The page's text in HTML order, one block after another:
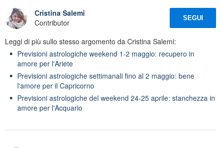
Cristina Salemi
Contributor
SEGUI
Leggi di più sullo stesso argomento da Cristina Salemi:
Previsioni astrologiche weekend 1-2 maggio: recupero in
amore per l'Ariete
Previsioni astrologiche settimanali fino al 2 maggio: bene
l'amore per il Capricorno
Previsioni astrologiche del weekend 24-25 aprile: stanchezza in
amore per l'Acquario